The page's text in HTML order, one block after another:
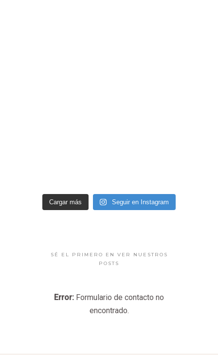
Cargar más Seguir en Instagram
SÉ EL PRIMERO EN VER NUESTROS
POSTS
Error: Formulario de contacto no
encontrado.